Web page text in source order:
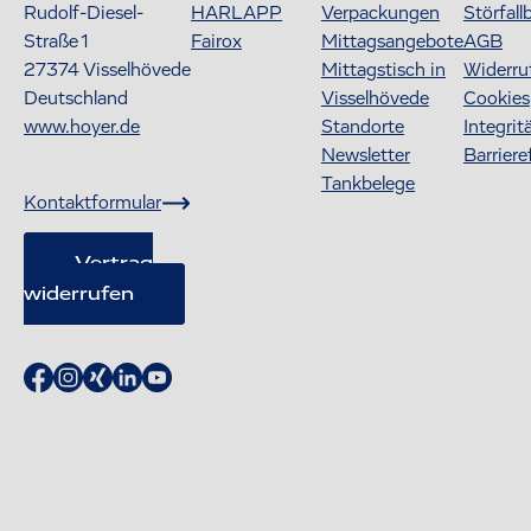
Rudolf-Diesel-
Straße 1
27374Visselhövede
Deutschland
www.hoyer.de
Kontaktformular
Vertrag
widerrufen
HARLAPP
Fairox
Verpackungen
Mittagsangebote
Mittagstisch in
Visselhövede
Standorte
Newsletter
Tankbelege
AGB
Cookies